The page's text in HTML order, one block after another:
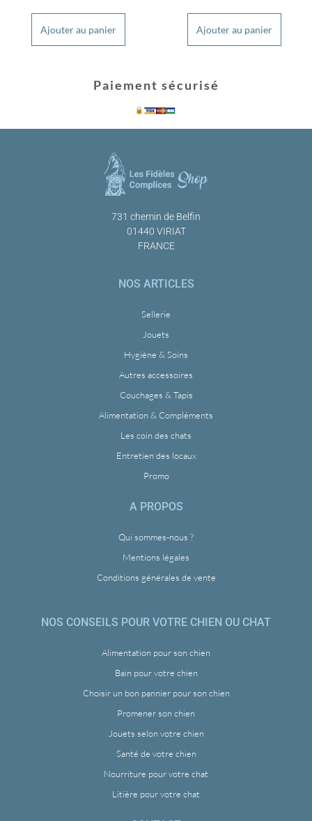
Ajouter au panier Ajouter au panier
Paiement sécurisé
731 chemin de Belfin
01440 VIRIAT
FRANCE
NOS ARTICLES
Sellerie
Jouets
Hygiène & Soins
Autres accessoires
Couchages & Tapis
Alimentation & Compléments
Les coin des chats
Entretien des locaux
Promo
A PROPOS
Qui sommes-nous ?
Mentions légales
Conditions générales de vente
NOS CONSEILS POUR VOTRE CHIEN OU CHAT
Alimentation pour son chien
Bain pour votre chien
Choisir un bon pannier pour son chien
Promener son chien
Jouets selon votre chien
Santé de votre chien
Nourriture pour votre chat
Litière pour votre chat